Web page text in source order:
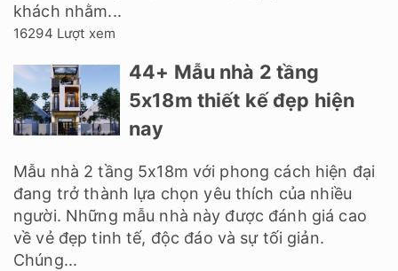
khách nhằm...
16294 Lượt xem
44+ Mẫu nhà 2 tầng
5x18m thiết kế đẹp hiện
nay
Mẫu nhà 2 tầng 5x18m với phong cách hiện đại
đang trở thành lựa chọn yêu thích của nhiều
người. Những mẫu nhà này được đánh giá cao
về vẻ đẹp tinh tế, độc đáo và sự tối giản.
Chúng...